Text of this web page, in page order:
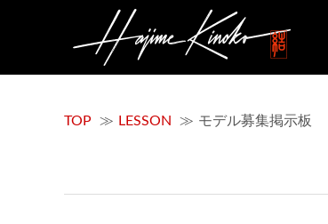
TOP LESSON モデル募集掲示板